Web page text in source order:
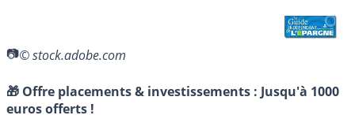
© stock.adobe.com
🎁 Offre placements & investissements : Jusqu'à 1000
euros offerts !